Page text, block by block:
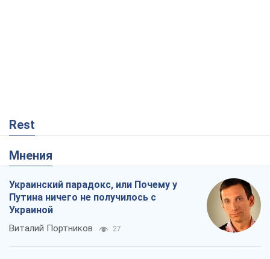
Rest
Мнения
Украинский парадокс, или Почему у
Путина ничего не получилось с
Украиной
Виталий Портников 27